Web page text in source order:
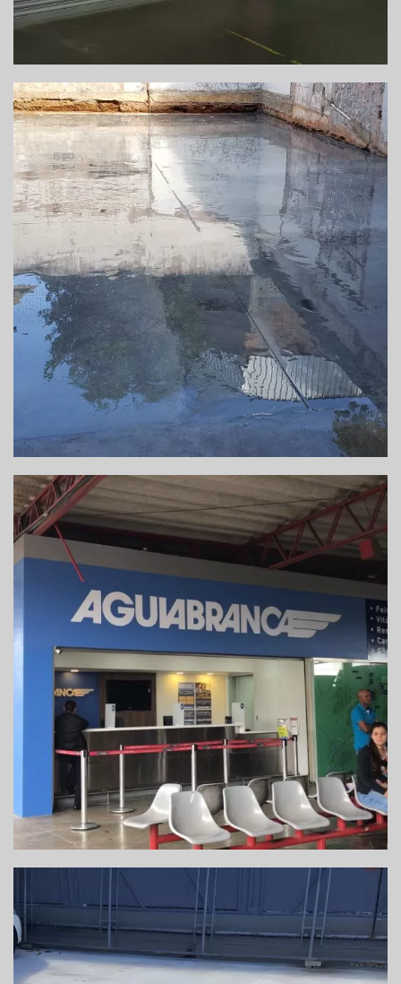
EXECUÇÃO DE PISO DE ALTA RESISTÊNCIA
PARA UMA GRÁFICA
REFORMA DE GUICHÊ DE VENDAS DE
PASSAGENS – VITÓRIA DA CONQUISTA